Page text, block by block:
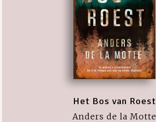
Het Bos van Roest
Anders de la Motte